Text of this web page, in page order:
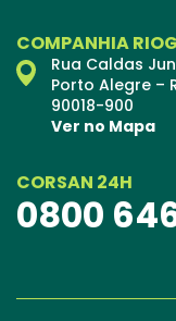
COMPANHIA
Rua Caldas
Porto Alegre –
90018-900
Ver no Mapa
CORSAN 24H
0800